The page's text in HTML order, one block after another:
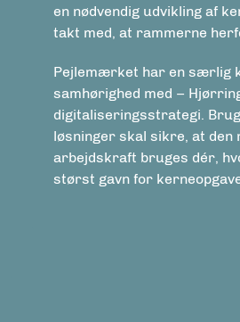
en nødvendig udvikling af
takt med, at rammerne
Pejlemærket har en særlig
samhørighed med –
digitaliseringsstrategi.
løsninger skal sikre, at den
arbejdskraft bruges dér,
størst gavn for